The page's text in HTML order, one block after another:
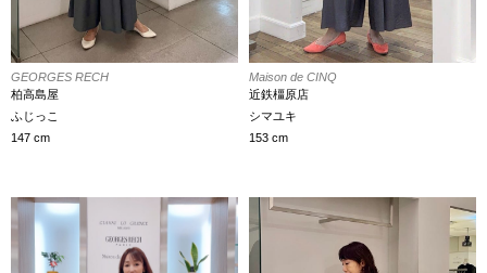
GEORGES RECH
柏高島屋
ふじっこ
147 cm
Maison de CINQ
近鉄橿原店
シマユキ
153 cm